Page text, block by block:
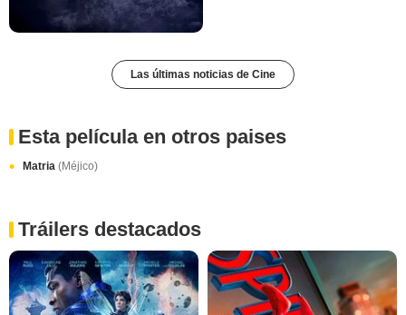
Las últimas noticias de Cine
Esta película en otros paises
Matria (Méjico)
Tráilers destacados